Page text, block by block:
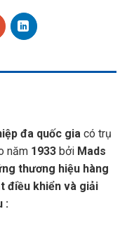
đa quốc gia có trụ
năm 1933 bởi Mads
thương hiệu hàng
điều khiển và giải
: